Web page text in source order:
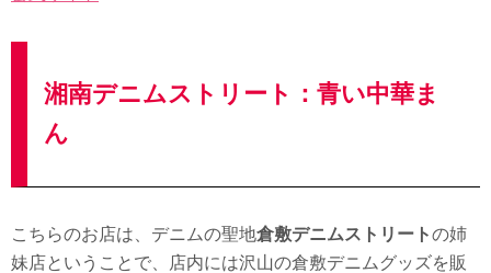
湘南デニムストリート：青い中華ま
ん
こちらのお店は、デニムの聖地倉敷デニムストリートの姉
妹店ということで、店内には沢山の倉敷デニムグッズを販